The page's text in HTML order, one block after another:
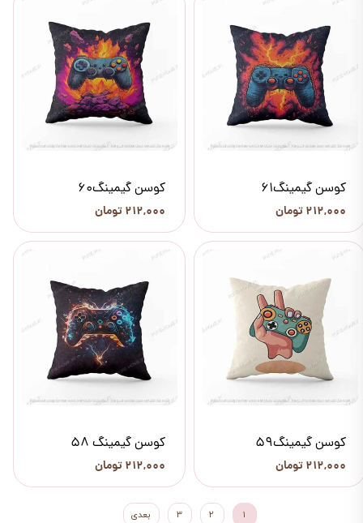
کوسن گیمینگ61
۲۱۲,۰۰۰ تومان
کوسن گیمینگ60
۲۱۲,۰۰۰ تومان
کوسن گیمینگ59
۲۱۲,۰۰۰ تومان
کوسن گیمینگ 58
۲۱۲,۰۰۰ تومان
۱ ۲ ۳ بعدی